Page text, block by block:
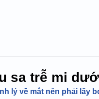
sa trễ mi
lý về mắt nên phải lấy